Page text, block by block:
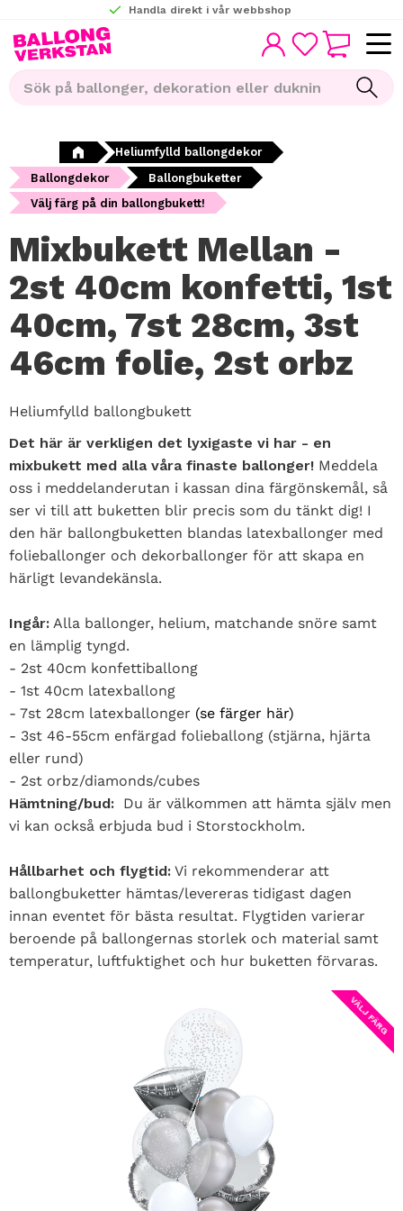
Meny
Handla direkt i vår webbshop
FAVORITER
KUNDVAGN
Heliumfylld ballongdekor
Ballongdekor
Ballongbuketter
Välj färg på din ballongbukett!
Mixbukett Mellan -
2st 40cm konfetti, 1st
40cm, 7st 28cm, 3st
46cm folie, 2st orbz
Heliumfylld ballongbukett
Det här är verkligen det lyxigaste vi har - en
mixbukett med alla våra finaste ballonger! Meddela
oss i meddelanderutan i kassan dina färgönskemål, så
ser vi till att buketten blir precis som du tänkt dig! I
den här ballongbuketten blandas latexballonger med
folieballonger och dekorballonger för att skapa en
härligt levandekänsla.
Ingår: Alla ballonger, helium, matchande snöre samt
en lämplig tyngd.
- 2st 40cm konfettiballong
- 1st 40cm latexballong
- 7st 28cm latexballonger (se färger här)
- 3st 46-55cm enfärgad folieballong (stjärna, hjärta
eller rund)
- 2st orbz/diamonds/cubes
Hämtning/bud: Du är välkommen att hämta själv men
vi kan också erbjuda bud i Storstockholm.
Hållbarhet och flygtid: Vi rekommenderar att
ballongbuketter hämtas/levereras tidigast dagen
innan eventet för bästa resultat. Flygtiden varierar
beroende på ballongernas storlek och material samt
temperatur, luftfuktighet och hur buketten förvaras.
VÄLJ FÄRG